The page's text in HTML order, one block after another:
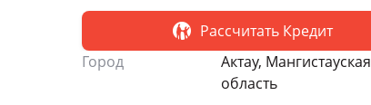
Рассчитать Кредит
Город
Актау, Мангистауская
область